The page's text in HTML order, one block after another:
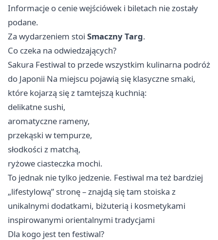
Informacje o cenie wejściówek i biletach nie zostały
podane.
Za wydarzeniem stoi Smaczny Targ.
Co czeka na odwiedzających?
Sakura Festiwal to przede wszystkim kulinarna podróż
do Japonii Na miejscu pojawią się klasyczne smaki,
które kojarzą się z tamtejszą kuchnią:
delikatne sushi,
aromatyczne rameny,
przekąski w tempurze,
słodkości z matchą,
ryżowe ciasteczka mochi.
To jednak nie tylko jedzenie. Festiwal ma też bardziej
„lifestylową” stronę – znajdą się tam stoiska z
unikalnymi dodatkami, biżuterią i kosmetykami
inspirowanymi orientalnymi tradycjami
Dla kogo jest ten festiwal?